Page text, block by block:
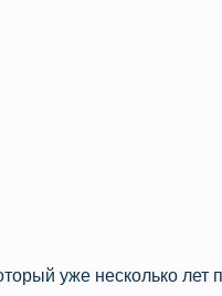
уже несколько лет